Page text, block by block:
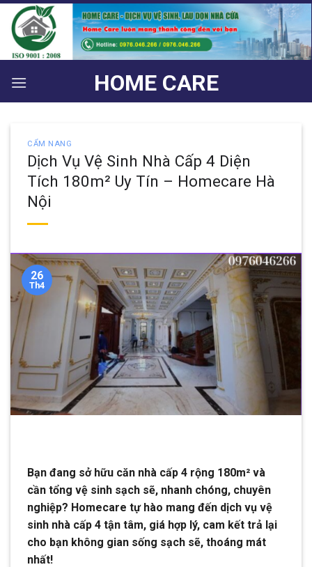
Bỏ
qua
nội
dung
HOME CARE
CẨM NANG
Dịch Vụ Vệ Sinh Nhà Cấp 4 Diện
Tích 180m² Uy Tín – Homecare Hà
Nội
26
Th4
Bạn đang sở hữu căn nhà cấp 4 rộng 180m² và
cần tổng vệ sinh sạch sẽ, nhanh chóng, chuyên
nghiệp? Homecare tự hào mang đến dịch vụ vệ
sinh nhà cấp 4 tận tâm, giá hợp lý, cam kết trả lại
cho bạn không gian sống sạch sẽ, thoáng mát
nhất!